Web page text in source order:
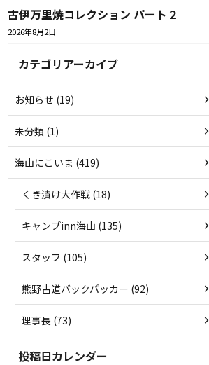
古伊万里焼コレクション パート２
2026年8月2日
カテゴリアーカイブ
お知らせ (19)
未分類 (1)
海山にこいま (419)
くき漬け大作戦 (18)
キャンプinn海山 (135)
スタッフ (105)
熊野古道バックパッカー (92)
理事長 (73)
投稿日カレンダー